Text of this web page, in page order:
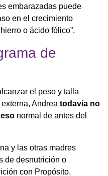
embarazadas puede
en el crecimiento
o ácido fólico”.
de
el peso y talla
Andrea todavía no
normal de antes del
y las otras madres
de desnutrición o
con Propósito,